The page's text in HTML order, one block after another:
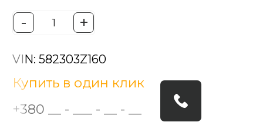
- +
VIN: 582303Z160
Купить в один клик